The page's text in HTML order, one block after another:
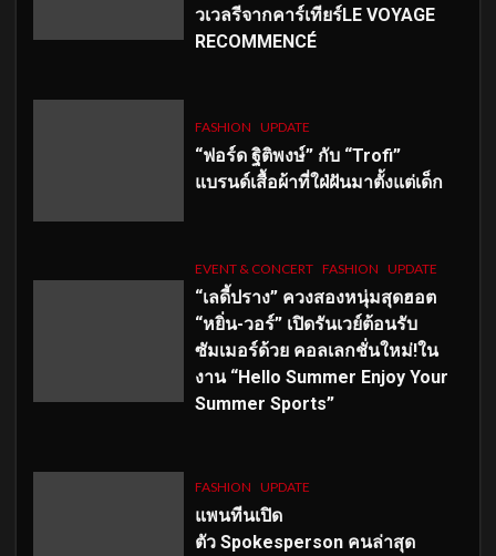
วเวลรีจากคาร์เทียร์LE VOYAGE
RECOMMENCÉ
FASHION UPDATE
“ฟอร์ด ฐิติพงษ์” กับ “Trofi”
แบรนด์เสื้อผ้าที่ใฝ่ฝันมาตั้งแต่เด็ก
EVENT & CONCERT FASHION UPDATE
“เลดี้ปราง” ควงสองหนุ่มสุดฮอต
“หยิ่น-วอร์” เปิดรันเวย์ต้อนรับ
ซัมเมอร์ด้วย คอลเลกชั่นใหม่!ใน
งาน “Hello Summer Enjoy Your
Summer Sports”
FASHION UPDATE
แพนทีนเปิด
ตัว Spokesperson คนล่าสุด